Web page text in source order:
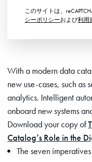
このサイトは、
シーポリシーおよび利用
With a modern data
new use-cases, such as
analytics. Intelligent
onboard new systems
Download your copy of
Catalog’s Role in the
The seven